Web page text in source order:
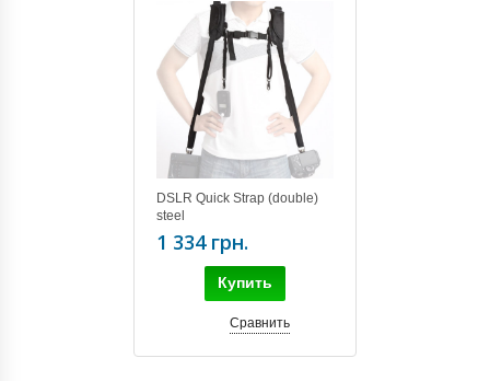
DSLR Quick Strap (double)
steel
1 334 грн.
Купить
Сравнить